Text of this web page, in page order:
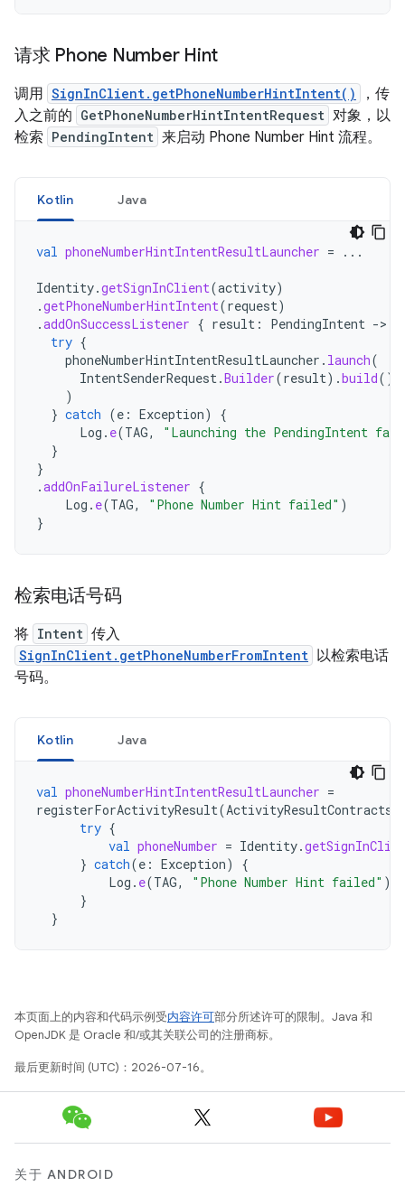
请求 Phone Number Hint
调用 SignInClient.getPhoneNumberHintIntent()
，传
入之前的 GetPhoneNumberHintIntentRequest 对象，以
检索 PendingIntent 来启动 Phone Number Hint 流程。
Kotlin Java
val phoneNumberHintIntentResultLauncher = ...
Identity.getSignInClient(activity)
.getPhoneNumberHintIntent(request)
.addOnSuccessListener { result : PendingIntent ->
try {
phoneNumberHintIntentResultLauncher . launch(
IntentSenderRequest.Builder(result).build()
)
} catch (e : Exception)
{
Log . e(TAG,
"Launching the PendingIntent
}
}
.addOnFailureListener {
Log . e(TAG, "Phone Number Hint failed" )
}
检索电话号码
将 Intent 传入
SignInClient.getPhoneNumberFromIntent 以检索电话
号码。
Kotlin Java
val phoneNumberHintIntentResultLauncher =
registerForActivityResult(ActivityResultContracts
try {
val phoneNumber = Identity.
} catch(e : Exception)
{
Log . e(TAG, "Phone Number Hint failed" )
}
}
本页面上的内容和代码示例受内容许可部分所述许可的限制。Java 和
OpenJDK 是 Oracle 和/或其关联公司的注册商标。
最后更新时间 (UTC)：2026-07-16。
关于 ANDROID